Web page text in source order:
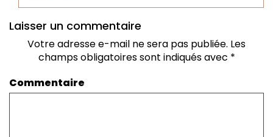
Laisser un commentaire
Votre adresse e-mail ne sera pas publiée. Les
champs obligatoires sont indiqués avec *
Commentaire